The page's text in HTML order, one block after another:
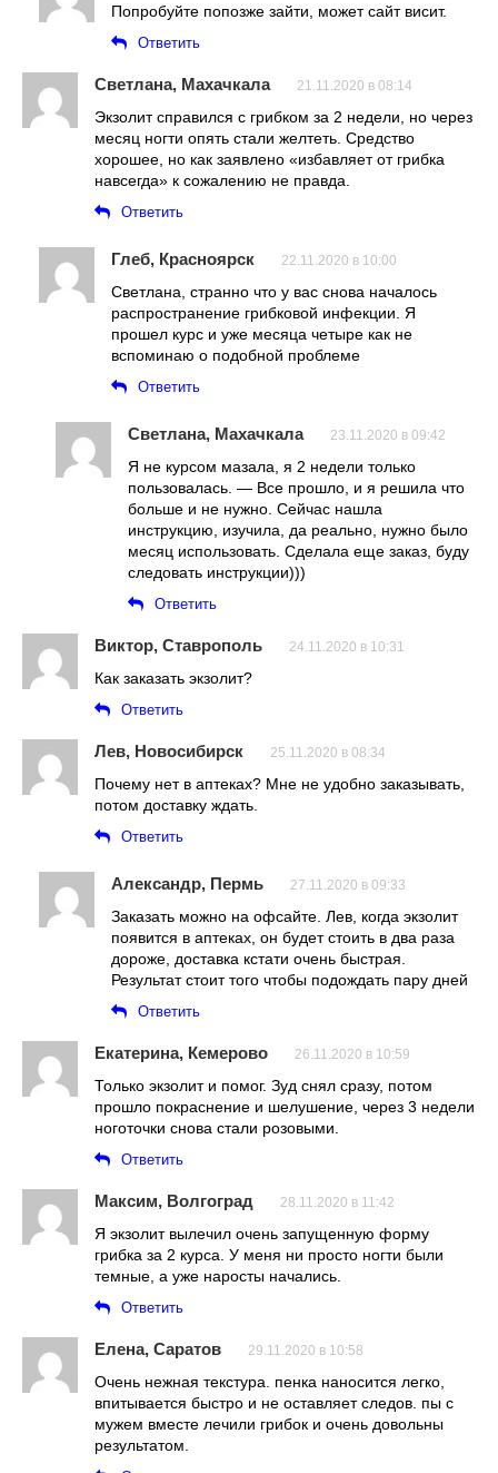
Попробуйте попозже зайти, может сайт висит.
Ответить
Светлана, Махачкала 21.11.2020 в 08:14
Экзолит справился с грибком за 2 недели, но через
месяц ногти опять стали желтеть. Средство
хорошее, но как заявлено «избавляет от грибка
навсегда» к сожалению не правда.
Ответить
Глеб, Красноярск 22.11.2020 в 10:00
Светлана, странно что у вас снова началось
распространение грибковой инфекции. Я
прошел курс и уже месяца четыре как не
вспоминаю о подобной проблеме
Ответить
Светлана, Махачкала 23.11.2020 в 09:42
Я не курсом мазала, я 2 недели только
пользовалась. — Все прошло, и я решила что
больше и не нужно. Сейчас нашла
инструкцию, изучила, да реально, нужно было
месяц использовать. Сделала еще заказ, буду
следовать инструкции)))
Ответить
Виктор, Ставрополь 24.11.2020 в 10:31
Как заказать экзолит?
Ответить
Лев, Новосибирск 25.11.2020 в 08:34
Почему нет в аптеках? Мне не удобно заказывать,
потом доставку ждать.
Ответить
Александр, Пермь 27.11.2020 в 09:33
Заказать можно на офсайте. Лев, когда экзолит
появится в аптеках, он будет стоить в два раза
дороже, доставка кстати очень быстрая.
Результат стоит того чтобы подождать пару дней
Ответить
Екатерина, Кемерово 26.11.2020 в 10:59
Только экзолит и помог. Зуд снял сразу, потом
прошло покраснение и шелушение, через 3 недели
ноготочки снова стали розовыми.
Ответить
Максим, Волгоград 28.11.2020 в 11:42
Я экзолит вылечил очень запущенную форму
грибка за 2 курса. У меня ни просто ногти были
темные, а уже наросты начались.
Ответить
Елена, Саратов 29.11.2020 в 10:58
Очень нежная текстура. пенка наносится легко,
впитывается быстро и не оставляет следов. пы с
мужем вместе лечили грибок и очень довольны
результатом.